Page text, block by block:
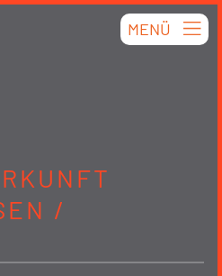
MENÜ
/